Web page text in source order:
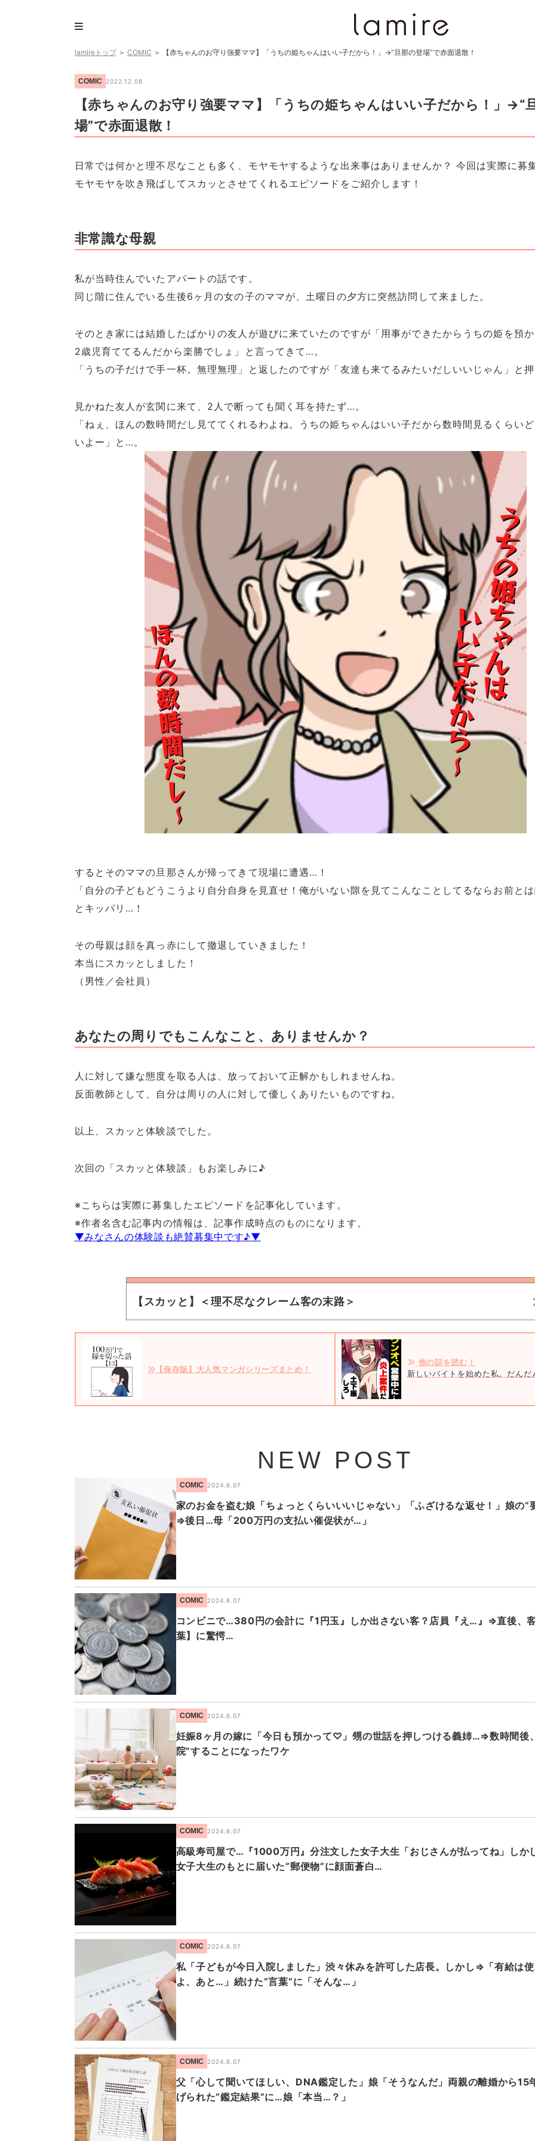
lamireトップ＞ COMIC ＞ 【赤ちゃんのお守り強要ママ】「うちの姫ちゃんはいい子だから！」→“旦那の登場”で赤面退散！
COMIC 2022.12.08
【赤ちゃんのお守り強要ママ】「うちの姫ちゃんはいい子だから！」→“
場”で赤面退散！
日常では何かと理不尽なことも多く、モヤモヤするような出来事はありませんか？ 今回は実際に募
モヤモヤを吹き飛ばしてスカッとさせてくれるエピソードをご紹介します！
非常識な母親
私が当時住んでいたアパートの話です。
同じ階に住んでいる生後6ヶ月の女の子のママが、土曜日の夕方に突然訪問して来ました。
そのとき家には結婚したばかりの友人が遊びに来ていたのですが「用事ができたからうちの姫を預か
2歳児育ててるんだから楽勝でしょ」と言ってきて…。
「うちの子だけで手一杯。無理無理」と返したのですが「友達も来てるみたいだしいいじゃん」と押
見かねた友人が玄関に来て、2人で断っても聞く耳を持たず…。
「ねぇ、ほんの数時間だし見ててくれるわよね。うちの姫ちゃんはいい子だから数時間見るくらい
いよー」と…。
するとそのママの旦那さんが帰ってきて現場に遭遇…！
「自分の子どもどうこうより自分自身を見直せ！俺がいない隙を見てこんなことしてるならお前とは
とキッパリ…！
その母親は顔を真っ赤にして撤退していきました！
本当にスカッとしました！
（男性／会社員）
あなたの周りでもこんなこと、ありませんか？
人に対して嫌な態度を取る人は、放っておいて正解かもしれませんね。
反面教師として、自分は周りの人に対して優しくありたいものですね。
以上、スカッと体験談でした。
次回の「スカッと体験談」もお楽しみに♪
※こちらは実際に募集したエピソードを記事化しています。
※作者名含む記事内の情報は、記事作成時点のものになります。
▼みなさんの体験談も絶賛募集中です♪▼
【スカッと】＜理不尽なクレーム客の末路＞
【保存版】大人気マンガシリーズまとめ！
他の話を読む！
新しいバイトを始めた私。だん
NEW POST
COMIC 2024.6.07
家のお金を盗む娘「ちょっとくらいいいじゃない」「ふざけるな返せ！」娘の”
⇒後日…母「200万円の支払い催促状が…」
COMIC 2024.6.07
コンビニで…380円の会計に『1円玉』しか出さない客？店員『え…』⇒直後、
葉】に驚愕…
COMIC 2024.6.07
妊娠8ヶ月の嫁に「今日も預かって♡」甥の世話を押しつける義姉…⇒数時間後
院”することになったワケ
COMIC 2024.6.07
高級寿司屋で…『1000万円』分注文した女子大生「おじさんが払ってね」し
女子大生のもとに届いた”郵便物”に顔面蒼白…
COMIC 2024.6.07
私「子どもが今日入院しました」渋々休みを許可した店長。しかし⇒「有給は
よ、あと…」続けた”言葉”に「そんな…」
COMIC 2024.6.07
父「心して聞いてほしい、DNA鑑定した」娘「そうなんだ」両親の離婚から15
げられた”鑑定結果”に…娘「本当…？」